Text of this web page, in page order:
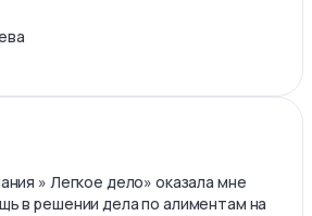
» Легкое дело» оказала мне
в решении дела по алиментам на